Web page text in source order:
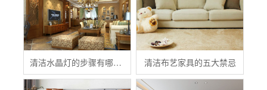
清洁水晶灯的步骤有哪些？ 清洁布艺家具的五大禁忌